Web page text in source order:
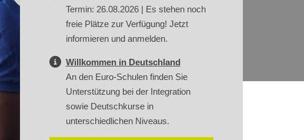
Termin: 26.08.2026 | Es stehen noch
freie Plätze zur Verfügung! Jetzt
informieren und anmelden.
Willkommen in Deutschland
An den Euro-Schulen finden Sie
Unterstützung bei der Integration
sowie Deutschkurse in
unterschiedlichen Niveaus.